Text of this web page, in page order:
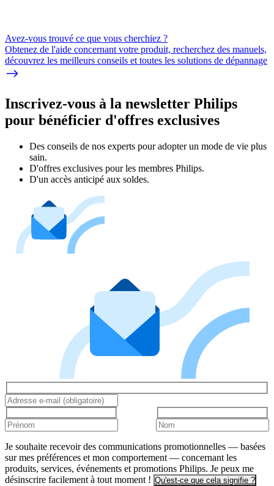
Avez-vous trouvé ce que vous cherchiez ?
Obtenez de l'aide concernant votre produit, recherchez des manuels,
découvrez les meilleurs conseils et toutes les solutions de dépannage
Inscrivez-vous à la newsletter Philips
pour bénéficier d'offres exclusives
Des conseils de nos experts pour adopter un mode de vie plus
sain.
D'offres exclusives pour les membres Philips.
D'un accès anticipé aux soldes.
Je souhaite recevoir des communications promotionnelles — basées
sur mes préférences et mon comportement — concernant les
produits, services, événements et promotions Philips. Je peux me
désinscrire facilement à tout moment ! Qu'est-ce que cela signifie ?